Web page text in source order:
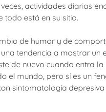
actividades diarias
todo está en su sitio.
de humor y de
tendencia a mostrar un
de nuevo cuando entra la
el mundo, pero sí es un
sintomatología